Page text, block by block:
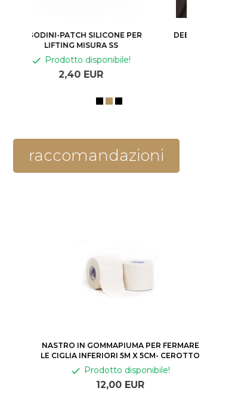
DEEP BROWN WAVE LASHES CC
0,07 (20 STRISCE )
Prodotto disponibile!
23,80
raccomandazioni
NASTRO IN GOMMAPIUMA PER FERMARE
LE CIGLIA INFERIORI 5M X 5CM- CEROTTO
Prodotto disponibile!
12,00 EUR